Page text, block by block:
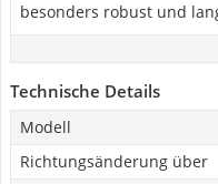
besonders robust und
Technische Details
Modell
Richtungsänderung über